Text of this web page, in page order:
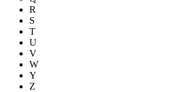
R
S
T
U
V
W
Y
Z